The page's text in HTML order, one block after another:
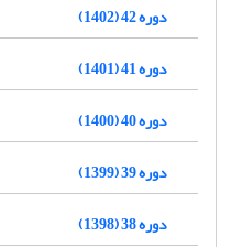
دوره 42 (1402)
دوره 41 (1401)
دوره 40 (1400)
دوره 39 (1399)
دوره 38 (1398)